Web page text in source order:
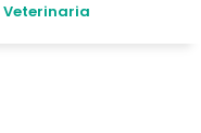
Veterinaria